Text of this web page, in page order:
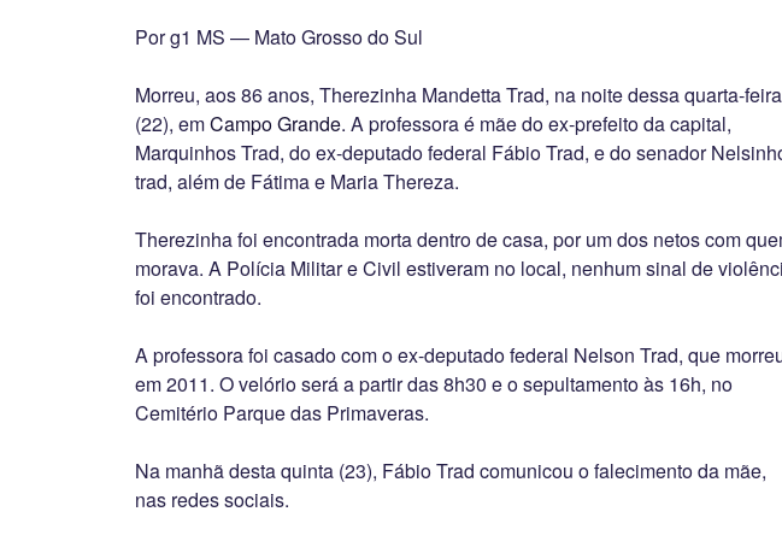
Por g1 MS — Mato Grosso do Sul
Morreu, aos 86 anos, Therezinha Mandetta Trad, na noite dessa quarta-feira
(22), emCampo Grande. A professora é mãe do ex-prefeito da capital,
Marquinhos Trad, do ex-deputado federal Fábio Trad, e do senador
trad, além de Fátima e Maria Thereza.
Therezinha foi encontrada morta dentro de casa, por um dos netos com
morava. A Polícia Militar e Civil estiveram no local, nenhum sinal de
foi encontrado.
A professora foi casado com o ex-deputado federal Nelson Trad, que
em 2011. O velório será a partir das 8h30 e o sepultamento às 16h, no
Cemitério Parque das Primaveras.
Na manhã desta quinta (23), Fábio Trad comunicou o falecimento da mãe,
nas redes sociais.